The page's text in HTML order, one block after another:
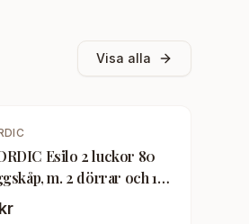
Visa alla
Esilo 2 luckor 80
m. 2 dörrar och 1
trä